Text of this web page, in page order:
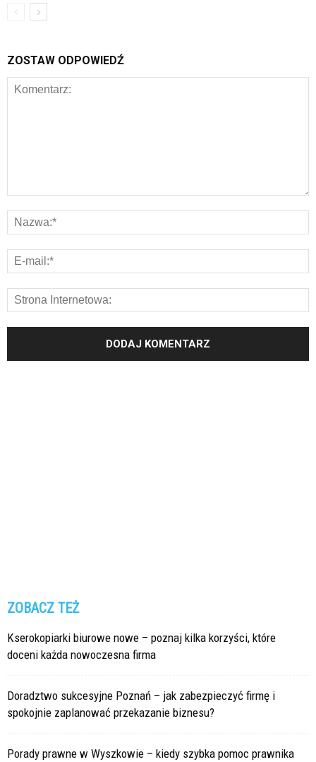
ZOSTAW ODPOWIEDŹ
ZOBACZ TEŻ
Kserokopiarki biurowe nowe – poznaj kilka korzyści, które
doceni każda nowoczesna firma
Doradztwo sukcesyjne Poznań – jak zabezpieczyć firmę i
spokojnie zaplanować przekazanie biznesu?
Porady prawne w Wyszkowie – kiedy szybka pomoc prawnika